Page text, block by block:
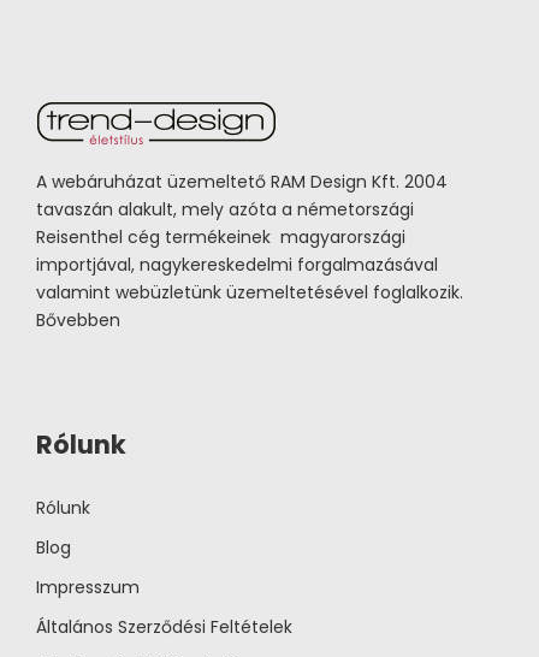
A webáruházat üzemeltető RAM Design Kft. 2004
tavaszán alakult, mely azóta a németországi
Reisenthel cég termékeinek magyarországi
importjával, nagykereskedelmi forgalmazásával
valamint webüzletünk üzemeltetésével foglalkozik.
Bővebben
Rólunk
Rólunk
Blog
Impresszum
Általános Szerződési Feltételek